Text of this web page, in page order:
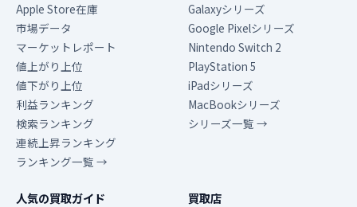
Apple Store在庫
市場データ
マーケットレポート
値上がり上位
値下がり上位
利益ランキング
検索ランキング
連続上昇ランキング
ランキング一覧 →
Galaxyシリーズ
Google Pixelシリーズ
Nintendo Switch 2
PlayStation 5
iPadシリーズ
MacBookシリーズ
シリーズ一覧 →
人気の買取ガイド 買取店